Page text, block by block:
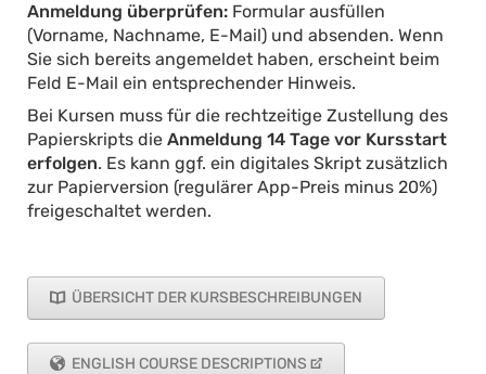
Anmeldung überprüfen:Formular ausfüllen
(Vorname, Nachname, E-Mail) und absenden. Wenn
Sie sich bereits angemeldet haben, erscheint beim
Feld E-Mail ein entsprechender Hinweis.
Bei Kursen muss für die rechtzeitige Zustellung des
Papierskripts die Anmeldung 14 Tage vor Kursstart
erfolgen. Es kann ggf. ein digitales Skript zusätzlich
zur Papierversion (regulärer App-Preis minus 20%)
freigeschaltet werden.
ÜBERSICHT DER KURSBESCHREIBUNGEN
ENGLISH COURSE DESCRIPTIONS